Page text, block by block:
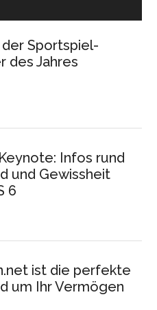
der Sportspiel-
des Jahres
Infos rund
und Gewissheit
6
ist die perfekte
um Ihr Vermögen